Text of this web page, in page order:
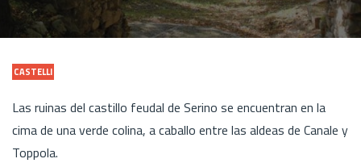
CASTELLI
Las ruinas del castillo feudal de Serino se encuentran en la
cima de una verde colina, a caballo entre las aldeas de Canale y
Toppola.